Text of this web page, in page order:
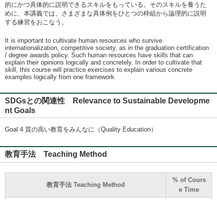
的にかつ具体的に説明できるスキルをもっている。そのスキルを養うた
めに、本講義では、さまざまな具体例をひとつの枠組から論理的に説明
する練習をおこなう。
It is important to cultivate human resources who survive
internationalization, competitive society, as in the graduation certification
/ degree awards policy. Such human resources have skills that can
explain their opinions logically and concretely. In order to cultivate that
skill, this course will practice exercises to explain various concrete
examples logically from one framework.
SDGsとの関連性 Relevance to Sustainable Developme
nt Goals
Goal 4 質の高い教育をみんなに（Quality Education）
教育手法 Teaching Method
教育手法 Teaching Method
% of Cours
e Time